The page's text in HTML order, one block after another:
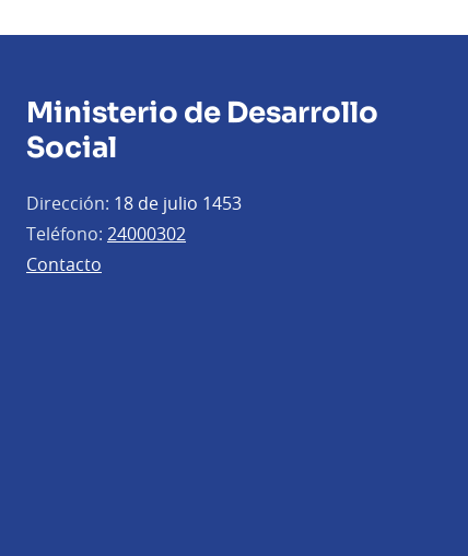
Ministerio de Desarrollo
Social
Dirección: 18 de julio 1453
Teléfono: 24000302
Contacto